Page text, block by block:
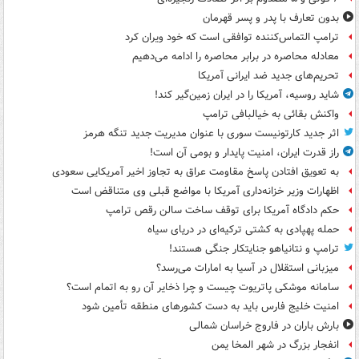
بدون تعارف با پدر و پسر قهرمان
ترامپ التماس‌کننده توافقی است که خود ویران کرد
معادله محاصره در برابر محاصره را ادامه می‌دهیم
تحریم‌های جدید ضد ایرانی آمریکا
شاید روسیه، آمریکا را در ایران زمین‌گیر کند!
واکنش بقائی به خیالبافی ترامپ
اثر جدید کارتونیست سوری با عنوان مدیریت جدید تنگه هرمز
راز قدرت ایران، امنیت پایدار و بومی آن است!
به تعویق افتادن پاسخ مقاومت عراق به تجاوز اخیر آمریکایی سعودی
اظهارات وزیر خزانه‌داری آمریکا با مواضع قبلی وی متناقض است
حکم دادگاه آمریکا برای توقف ساخت سالن رقص ترامپ
حمله پهپادی به کشتی ترکیه‌ای در دریای سیاه
ترامپ و نتانیاهو جنایتکار جنگی هستند!
میزبانی استقلال در آسیا به امارات می‌رسد؟
سامانه موشکی پاتریوت چیست و چرا ذخایر آن رو به اتمام است؟
امنیت خلیج فارس باید به دست کشورهای منطقه تأمین شود
بارش باران در فاروج خراسان شمالی
انفجار بزرگ در شهر المخا یمن